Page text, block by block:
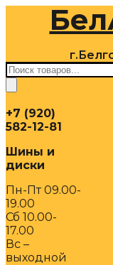
содержимому
Поиск
товаров
+7 (920)
582-12-81
Шины и
диски
Пн-Пт 09.00-
19.00
Сб 10.00-
17.00
Вс –
выходной